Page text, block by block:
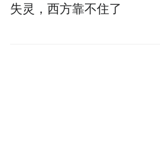
失灵，西方靠不住了